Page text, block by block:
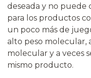
deseada y no puede
para los productos
un poco más de
alto peso molecular,
molecular y a veces
mismo producto.